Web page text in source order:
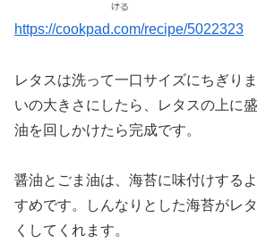
https://cookpad.com/recipe/5022323
レタスは洗って一口サイズにちぎり
いの大きさにしたら、レタスの上に
油を回しかけたら完成です。
醤油とごま油は、海苔に味付けする
すめです。しんなりとした海苔がレ
くしてくれます。